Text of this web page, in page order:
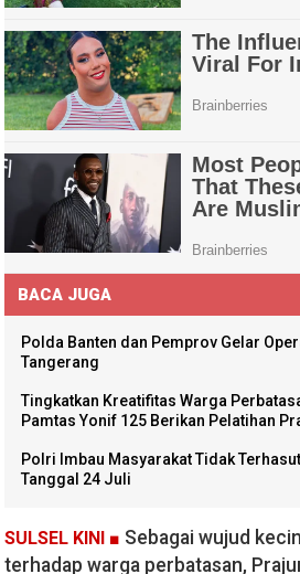
BACA JUGA
Polda Banten dan Pemprov Gelar
Tangerang
Tingkatkan Kreatifitas Warga
Pamtas Yonif 125 Berikan Pelatihan
Polri Imbau Masyarakat Tidak
Tanggal 24 Juli
SULSEL KINI ■ Sebagai wujud
terhadap warga perbatasan,